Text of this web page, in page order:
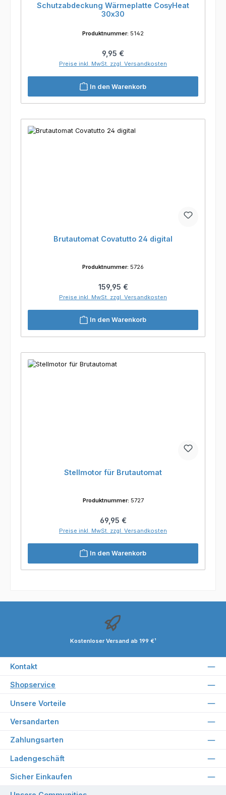
Schutzabdeckung Wärmeplatte CosyHeat
30x30
Produktnummer: 5142
Regulärer Preis:
9,95 €
Preise inkl. MwSt. zzgl. Versandkosten
In den Warenkorb
Brutautomat Covatutto 24 digital
Produktnummer: 5726
Regulärer Preis:
159,95 €
Preise inkl. MwSt. zzgl. Versandkosten
In den Warenkorb
Stellmotor für Brutautomat
Produktnummer: 5727
Regulärer Preis:
69,95 €
Preise inkl. MwSt. zzgl. Versandkosten
In den Warenkorb
Kostenloser Versand ab 199 €¹
Kontakt
Shopservice
Unsere Vorteile
Versandarten
Zahlungsarten
Ladengeschäft
Sicher Einkaufen